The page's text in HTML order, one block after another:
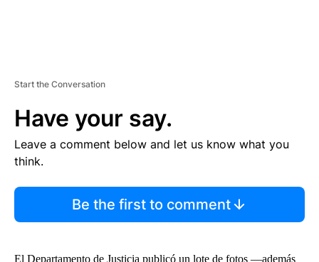
Start the Conversation
Have your say.
Leave a comment below and let us know what you
think.
Be the first to comment
El Departamento de Justicia publicó un lote de fotos —además